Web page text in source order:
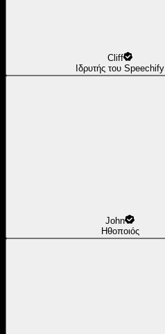
Cliff
Ιδρυτής του Speechify
John
Ηθοποιός